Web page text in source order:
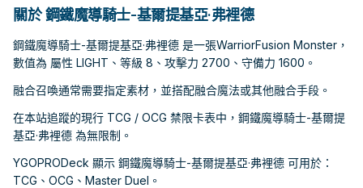
關於 鋼鐵魔導騎士-基爾提基亞·弗裡德
鋼鐵魔導騎士-基爾提基亞·弗裡德 是一張WarriorFusion Monster，
數值為 屬性 LIGHT、等級 8、攻擊力 2700、守備力 1600。
融合召喚通常需要指定素材，並搭配融合魔法或其他融合手段。
在本站追蹤的現行 TCG / OCG 禁限卡表中，鋼鐵魔導騎士-基爾提
基亞·弗裡德 為無限制。
YGOPRODeck 顯示 鋼鐵魔導騎士-基爾提基亞·弗裡德 可用於：
TCG、OCG、Master Duel。